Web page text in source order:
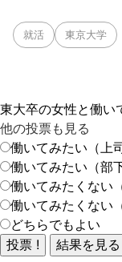
就活 東京大学
東大卒の女性と働い
他の投票も見る
働いてみたい（上
働いてみたい（部
働いてみたくない
働いてみたくない
どちらでもよい